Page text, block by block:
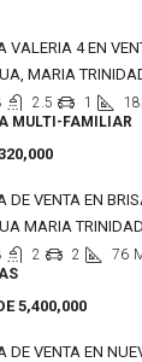
VALERIA 4 EN
MARIA
2.5 1
MULTI-FAMILIAR
DE VENTA EN
MARIA
2 2 76
5,400,000
DE VENTA EN